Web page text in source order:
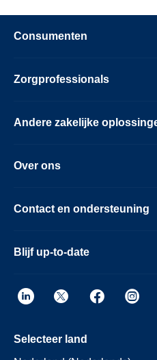
Consumenten
Zorgprofessionals
Andere zakelijke
Over ons
Contact en ondersteuning
Blijf up-to-date
Selecteer land